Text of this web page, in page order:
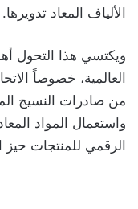
الألياف المعاد تدويرها.
ويكتسي هذا التحول
من صادرات النسيج
واستعمال المواد
الرقمي للمنتجات حيز